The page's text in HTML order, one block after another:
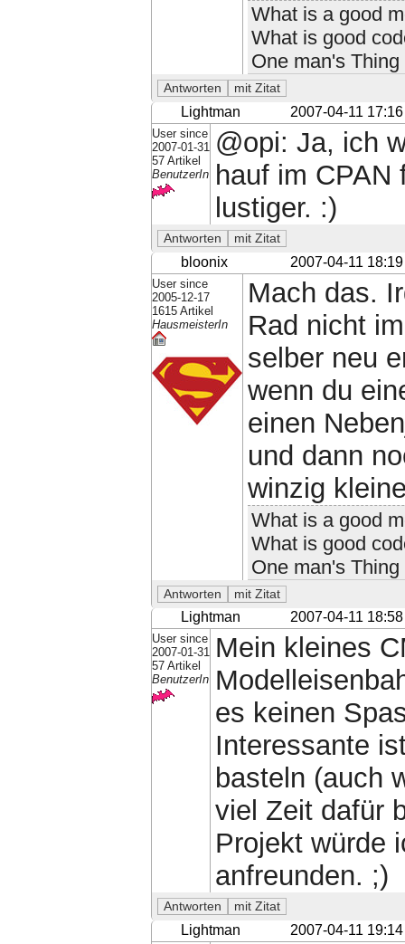
What is a good
What is good
One man's
Lightman 2007-04-11 17:16
User since
2007-01-31
57 Artikel
BenutzerIn
@opi: Ja, ich
hauf im CPAN
lustiger. :)
bloonix 2007-04-11 18:19
User since
2005-12-17
1615 Artikel
HausmeisterIn
Mach das.
Rad nicht
selber neu
wenn du
einen
und dann
winzig
What is a good
What is good
One man's
Lightman 2007-04-11 18:58
User since
2007-01-31
57 Artikel
BenutzerIn
Mein kleines
es keinen
Interessante
basteln (auch
viel Zeit dafür
Projekt würde
anfreunden. ;)
Lightman 2007-04-11 19:14